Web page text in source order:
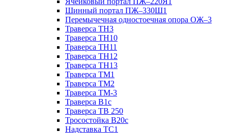
Шинный портал ПЖ–330Ш1
Перемычечная одностоечная опора ОЖ–3
Траверса ТН3
Траверса ТН10
Траверса ТН11
Траверса ТН12
Траверса ТН13
Траверса ТМ1
Траверса ТМ2
Траверса ТМ-3
Траверса В1с
Траверса ТВ 250
Тросостойка В20с
Надставка ТС1